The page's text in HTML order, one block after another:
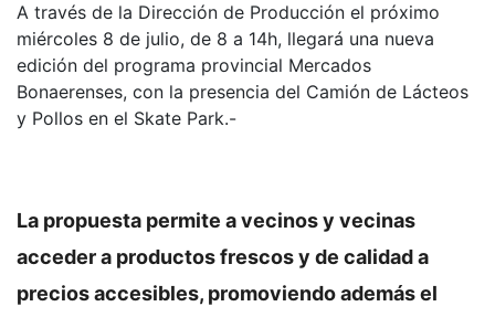
A través de la Dirección de Producción el próximo
miércoles 8 de julio, de 8 a 14h, llegará una nueva
edición del programa provincial Mercados
Bonaerenses, con la presencia del Camión de Lácteos
y Pollos en el Skate Park.-
La propuesta permite a vecinos y vecinas
acceder a productos frescos y de calidad a
precios accesibles, promoviendo además el